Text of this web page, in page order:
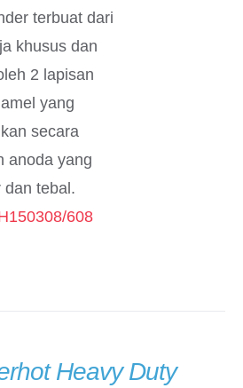
terbuat dari
khusus dan
2 lapisan
yang
secara
anoda yang
dan tebal.
608
Heavy Duty